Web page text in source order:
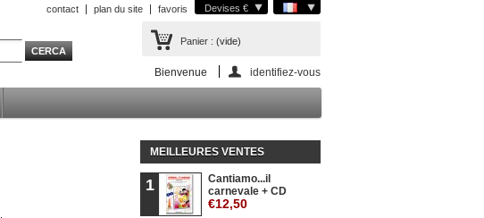
Devises €
contact plan du site favoris
Panier : (vide)
Bienvenue identifiez-vous
MEILLEURES VENTES
1
Cantiamo...il
carnevale + CD
€12,50